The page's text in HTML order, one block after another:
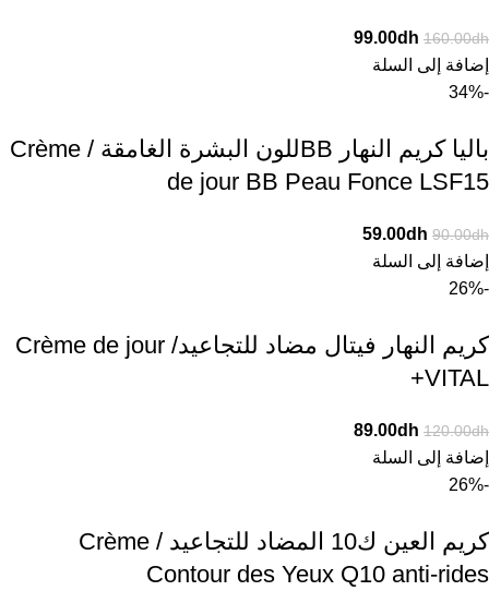
160.00dh
99.00dh
إضافة إلى السلة
-34%
باليا كريم النهار BBللون البشرة الغامقة / Crème
de jour BB Peau Fonce LSF15
90.00dh
59.00dh
إضافة إلى السلة
-26%
كريم النهار فيتال مضاد للتجاعيد/ Crème de jour
VITAL+
120.00dh
89.00dh
إضافة إلى السلة
-26%
كريم العين ك10 المضاد للتجاعيد / Crème
Contour des Yeux Q10 anti-rides